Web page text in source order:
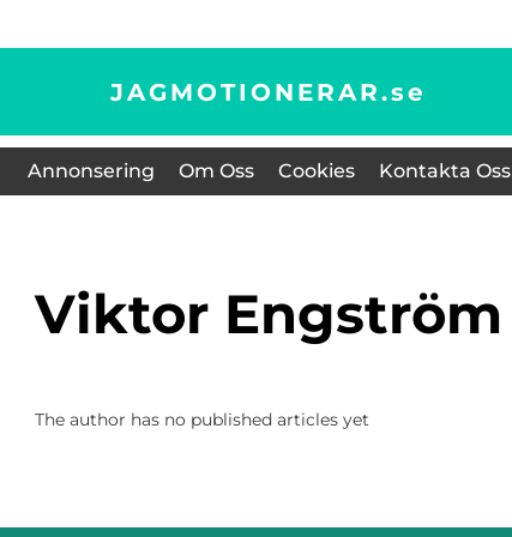
JAGMOTIONERAR.se
Annonsering Om Oss Cookies Kontakta Oss
Viktor Engström
The author has no published articles yet